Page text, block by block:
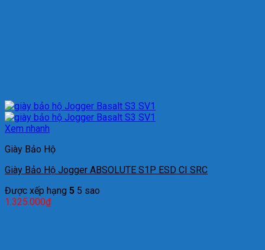
Xem nhanh
Giày Bảo Hộ
Giày Bảo Hộ Jogger ABSOLUTE S1P ESD CI SRC
Được xếp hạng 5 5 sao
1.325.000₫